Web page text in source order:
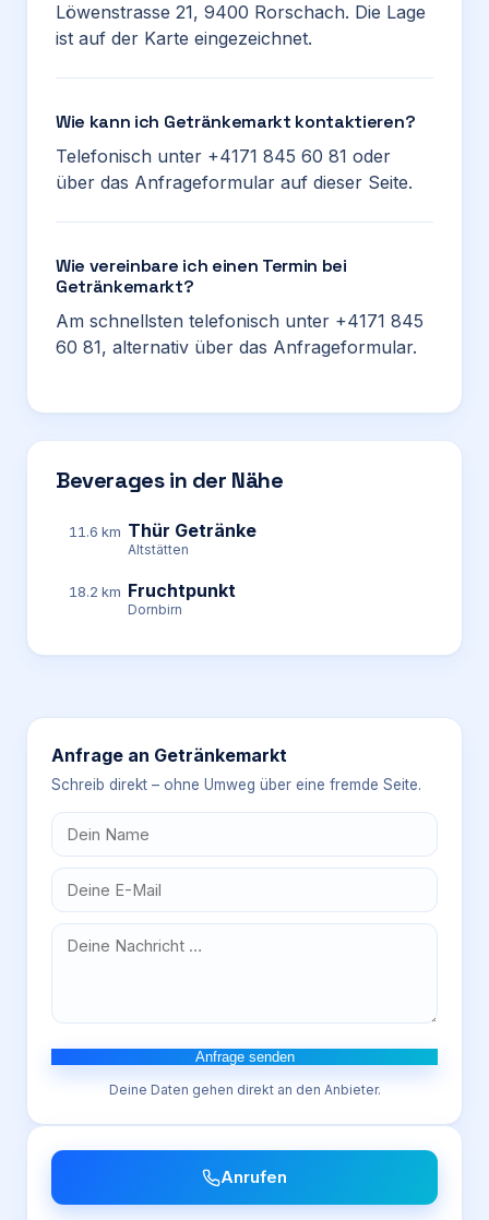
Löwenstrasse 21, 9400 Rorschach. Die Lage
ist auf der Karte eingezeichnet.
Wie kann ich Getränkemarkt kontaktieren?
Telefonisch unter +4171 845 60 81 oder
über das Anfrageformular auf dieser Seite.
Wie vereinbare ich einen Termin bei
Getränkemarkt?
Am schnellsten telefonisch unter +4171 845
60 81, alternativ über das Anfrageformular.
Beverages in der Nähe
11.6 km Thür Getränke
Altstätten
18.2 km Fruchtpunkt
Dornbirn
Anfrage an Getränkemarkt
Schreib direkt – ohne Umweg über eine fremde Seite.
Anfrage senden
Deine Daten gehen direkt an den Anbieter.
Anrufen